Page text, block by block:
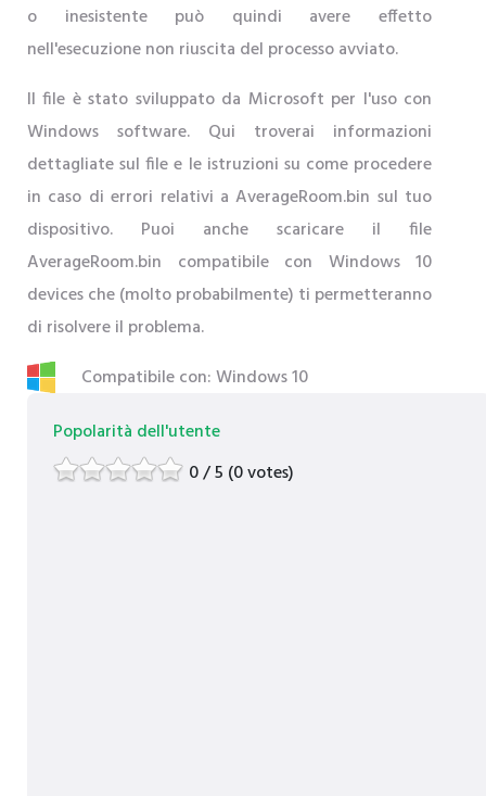
o inesistente può quindi avere effetto
nell'esecuzione non riuscita del processo avviato.
Il file è stato sviluppato da Microsoft per l'uso con
Windows software. Qui troverai informazioni
dettagliate sul file e le istruzioni su come procedere
in caso di errori relativi a AverageRoom.bin sul tuo
dispositivo. Puoi anche scaricare il file
AverageRoom.bin compatibile con Windows 10
devices che (molto probabilmente) ti permetteranno
di risolvere il problema.
Compatibile con: Windows 10
Popolarità dell'utente
0 / 5 (0 votes)